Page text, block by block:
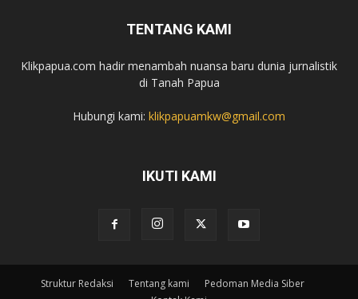
TENTANG KAMI
Klikpapua.com hadir menambah nuansa baru dunia jurnalistik
di Tanah Papua
Hubungi kami: klikpapuamkw@gmail.com
IKUTI KAMI
Struktur Redaksi Tentang kami
Pedoman Media Siber